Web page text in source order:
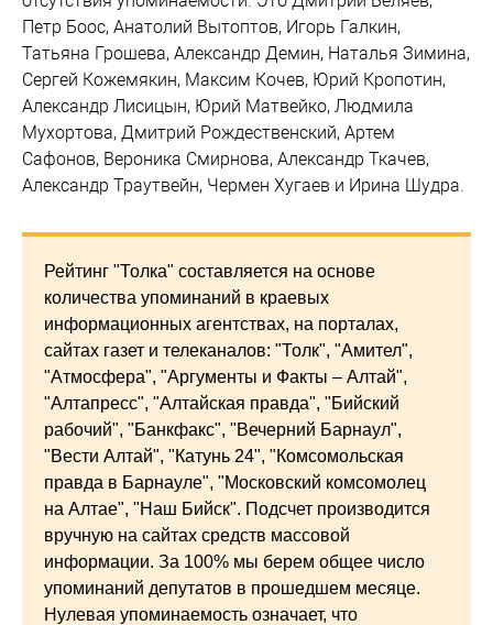
Петр Боос, Анатолий Вытоптов, Игорь Галкин,
Татьяна Грошева, Александр Демин, Наталья Зимина,
Сергей Кожемякин, Максим Кочев, Юрий Кропотин,
Александр Лисицын, Юрий Матвейко, Людмила
Мухортова, Дмитрий Рождественский, Артем
Сафонов, Вероника Смирнова, Александр Ткачев,
Александр Траутвейн, Чермен Хугаев и Ирина Шудра.
Рейтинг "Толка" составляется на основе
количества упоминаний в краевых
информационных агентствах, на порталах,
сайтах газет и телеканалов: "Толк", "Амител",
"Атмосфера", "Аргументы и Факты – Алтай",
"Алтапресс", "Алтайская правда", "Бийский
рабочий", "Банкфакс", "Вечерний Барнаул",
"Вести Алтай", "Катунь 24", "Комсомольская
правда в Барнауле", "Московский комсомолец
на Алтае", "Наш Бийск". Подсчет производится
вручную на сайтах средств массовой
информации. За 100% мы берем общее число
упоминаний депутатов в прошедшем месяце.
Нулевая упоминаемость означает, что